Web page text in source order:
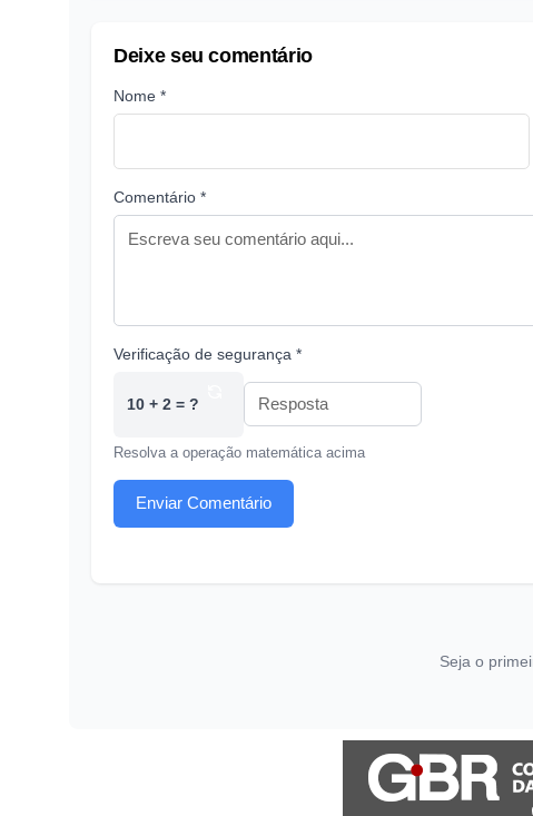
Deixe seu comentário
Nome *
Comentário *
Verificação de segurança *
10 + 2 = ?
Resolva a operação matemática acima
Enviar Comentário
Seja o